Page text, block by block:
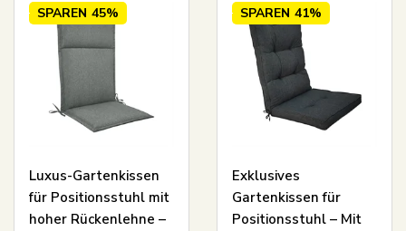
SPAREN 45%
Luxus-Gartenkissen
für Positionsstuhl mit
hoher Rückenlehne –
SPAREN 41%
Exklusives
Gartenkissen für
Positionsstuhl – Mit